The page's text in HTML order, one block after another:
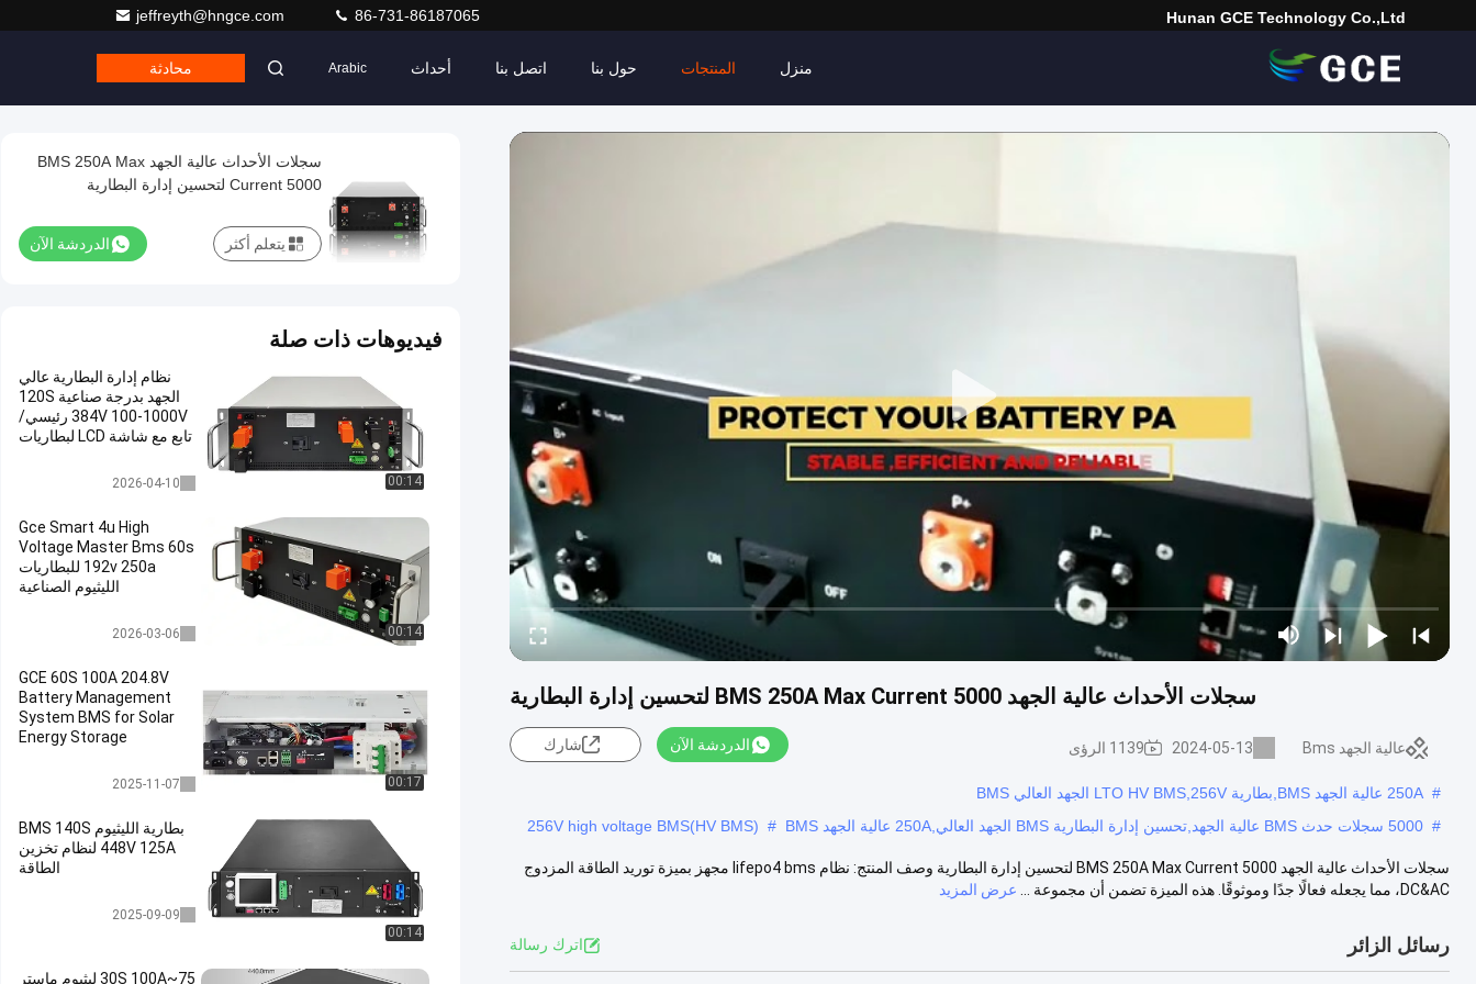
Hunan GCE Technology Co.,Ltd
jeffreyth@hngce.com 86-731-86187065
منزل المنتجات حول بنا اتصل بنا أحداث Arabic محادثة
سجلات الأحداث عالية الجهد BMS 250A Max Current 5000 لتحسين إدارة البطارية
عالية الجهد Bms 2024-05-13 1139 الرؤى الدردشة الآن شارك
# 250A عالية الجهد BMS,بطارية LTO HV BMS,256V الجهد العالي BMS
# 5000 سجلات حدث BMS عالية الجهد,تحسين إدارة البطارية BMS الجهد العالي,250A عالية الجهد BMS #
256V high voltage BMS(HV BMS)
سجلات الأحداث عالية الجهد BMS 250A Max Current 5000 لتحسين إدارة البطارية وصف المنتج: نظام lifepo4 bms مجهز بميزة توريد الطاقة المزدوج
DC&AC، مما يجعله فعالًا جدًا وموثوقًا. هذه الميزة تضمن أن مجموعة ...
عرض المزيد
رسائل الزائر اترك رسالة
سجلات الأحداث عالية الجهد BMS 250A Max
Current 5000 لتحسين إدارة البطارية
الدردشة الآن يتعلم أكثر
فيديوهات ذات صلة
00:14
نظام إدارة البطارية عالي
الجهد بدرجة صناعية 120S
384V 100-1000V رئيسي/
تابع مع شاشة LCD لبطاريات
2026-04-10
00:14
Gce Smart 4u High
Voltage Master Bms 60s
192v 250a للبطاريات
الليثيوم الصناعية
2026-03-06
00:17
GCE 60S 100A 204.8V
Battery Management
System BMS for Solar
Energy Storage
2025-11-07
00:14
بطارية الليثيوم BMS 140S
448V 125A لنظام تخزين
الطاقة
2025-09-09
75~30S 100A ليثيوم ماستر